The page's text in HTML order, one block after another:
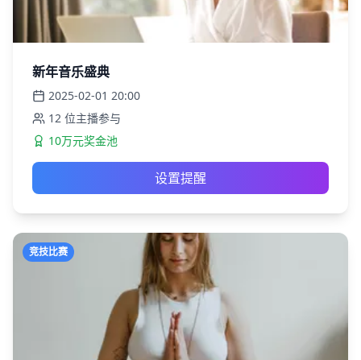
新年音乐盛典
2025-02-01 20:00
12 位主播参与
10万元奖金池
设置提醒
竞技比赛